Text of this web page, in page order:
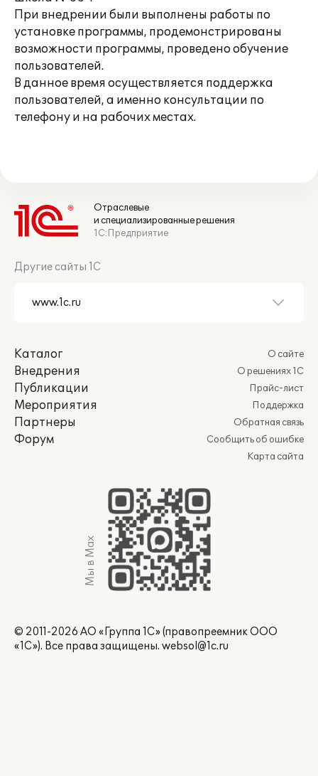
При внедрении были выполнены работы по
установке программы, продемонстрированы
возможности программы, проведено обучение
пользователей.
В данное время осуществляется поддержка
пользователей, а именно консультации по
телефону и на рабочих местах.
Отраслевые
и специализированные решения
1С:Предприятие
Другие сайты 1С
Каталог
Внедрения
Публикации
Мероприятия
Партнеры
Форум
О сайте
О решениях 1С
Прайс-лист
Поддержка
Обратная связь
Сообщить об ошибке
Карта сайта
Мы в Max
© 2011-2026 АО «Группа 1С» (правопреемник ООО
«1С»). Все права защищены. websol@1c.ru